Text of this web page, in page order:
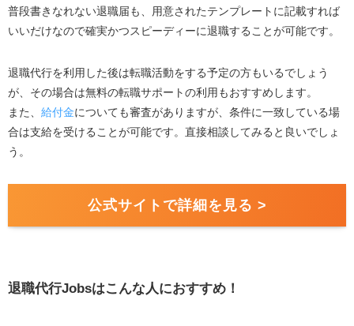
普段書きなれない退職届も、用意されたテンプレートに記載すれば
いいだけなので確実かつスピーディーに退職することが可能です。
退職代行を利用した後は転職活動をする予定の方もいるでしょう
が、その場合は無料の転職サポートの利用もおすすめします。
また、 給付金についても審査がありますが、条件に一致している場
合は支給を受けることが可能です。直接相談してみると良いでしょ
う。
公式サイトで詳細を見る >
退職代行Jobsはこんな人におすすめ！